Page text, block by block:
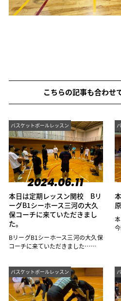
こちらの記事も合わせ
バスケットボールレッスン
2024.06.11
本日は定期レッスン関校 Bリ
ーグB1シーホース三河の大久
保コーチに来ていただきまし
た。
BリーグB1シーホース三河の大久保
コーチに来ていただきました……
バスケットボールレッスン